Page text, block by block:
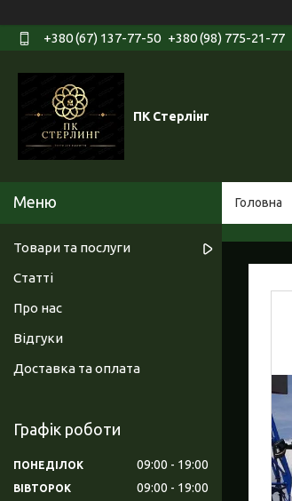
+380 (67) 137-77-50 +380 (98) 775-21-77
ПК Стерлінг
Головна
Товари та послуги
Статті
Про нас
Відгуки
Доставка та оплата
Графік роботи
ПОНЕДІЛОК 09:00 19:00
ВІВТОРОК 09:00 19:00